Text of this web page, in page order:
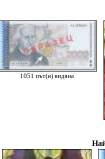
1051 път(и) видяна